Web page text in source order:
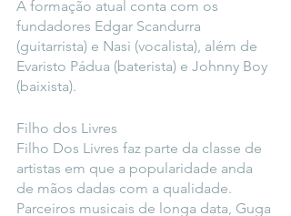
A formação atual conta com os
fundadores Edgar Scandurra
(guitarrista) e Nasi (vocalista), além de
Evaristo Pádua (baterista) e Johnny Boy
(baixista).
Filho dos Livres
Filho Dos Livres faz parte da classe de
artistas em que a popularidade anda
de mãos dadas com a qualidade.
Parceiros musicais de longa data, Guga